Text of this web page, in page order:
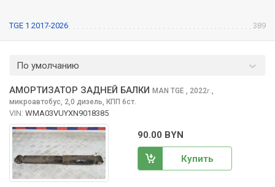
TGE 1 2017-2026 389
По умолчанию
АМОРТИЗАТОР ЗАДНЕЙ БАЛКИ MAN TGE , 2022г.,
микроавтобус, 2,0 дизель, КПП 6ст.
VIN: WMA03VUYXN9018385
90.00 BYN
Купить